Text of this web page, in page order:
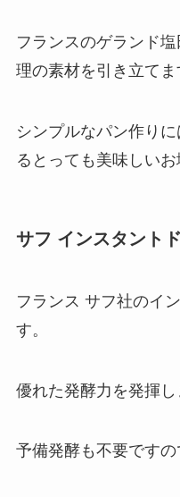
フランスのゲランド
理の素材を引き立てま
シンプルなパン作り
るとっても美味しいお
サフ インスタント
フランス サフ社のイ
す。
優れた発酵力を発揮し
予備発酵も不要ですの